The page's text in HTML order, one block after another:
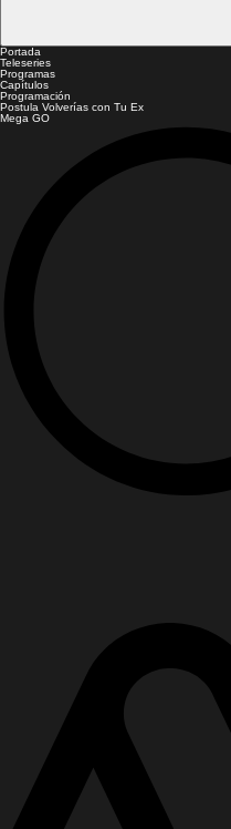
Portada
Teleseries
Programas
Capítulos
Programación
Postula Volverías con Tu Ex
Mega GO